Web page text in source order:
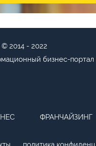
© 2014 - 2022
бизнес-портал
ФРАНЧАЙЗИНГ